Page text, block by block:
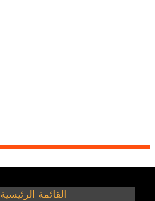
القائمة الرئيسية